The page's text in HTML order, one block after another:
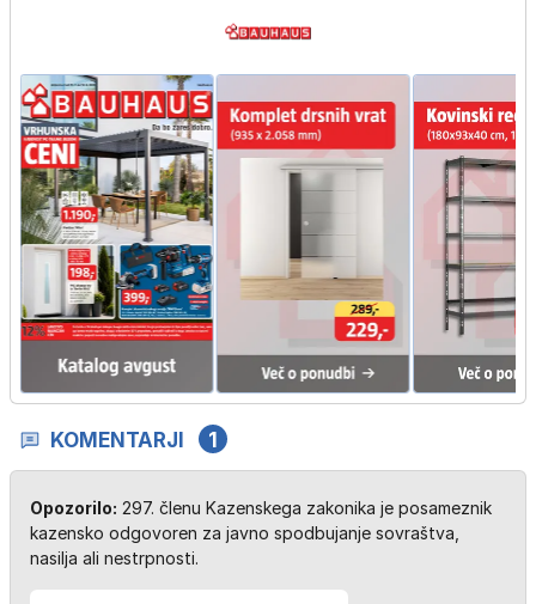
KOMENTARJI 1
Opozorilo: 297. členu Kazenskega zakonika je posameznik
kazensko odgovoren za javno spodbujanje sovraštva,
nasilja ali nestrpnosti.